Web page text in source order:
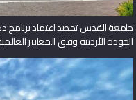
جامعة القدس تحصد اعتماد
الجودة الأردنية وفق المعايير